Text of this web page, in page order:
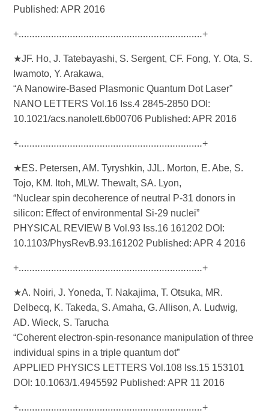
Published: APR 2016
+‥‥‥‥‥‥‥‥‥‥‥‥‥‥‥‥‥‥‥‥‥‥‥‥‥‥‥‥‥‥‥‥‥‥+
★JF. Ho, J. Tatebayashi, S. Sergent, CF. Fong, Y. Ota, S.
Iwamoto, Y. Arakawa,
“A Nanowire-Based Plasmonic Quantum Dot Laser”
NANO LETTERS Vol.16 Iss.4 2845-2850 DOI:
10.1021/acs.nanolett.6b00706 Published: APR 2016
+‥‥‥‥‥‥‥‥‥‥‥‥‥‥‥‥‥‥‥‥‥‥‥‥‥‥‥‥‥‥‥‥‥‥+
★ES. Petersen, AM. Tyryshkin, JJL. Morton, E. Abe, S.
Tojo, KM. Itoh, MLW. Thewalt, SA. Lyon,
“Nuclear spin decoherence of neutral P-31 donors in
silicon: Effect of environmental Si-29 nuclei”
PHYSICAL REVIEW B Vol.93 Iss.16 161202 DOI:
10.1103/PhysRevB.93.161202 Published: APR 4 2016
+‥‥‥‥‥‥‥‥‥‥‥‥‥‥‥‥‥‥‥‥‥‥‥‥‥‥‥‥‥‥‥‥‥‥+
★A. Noiri, J. Yoneda, T. Nakajima, T. Otsuka, MR.
Delbecq, K. Takeda, S. Amaha, G. Allison, A. Ludwig,
AD. Wieck, S. Tarucha
“Coherent electron-spin-resonance manipulation of three
individual spins in a triple quantum dot”
APPLIED PHYSICS LETTERS Vol.108 Iss.15 153101
DOI: 10.1063/1.4945592 Published: APR 11 2016
+‥‥‥‥‥‥‥‥‥‥‥‥‥‥‥‥‥‥‥‥‥‥‥‥‥‥‥‥‥‥‥‥‥‥+